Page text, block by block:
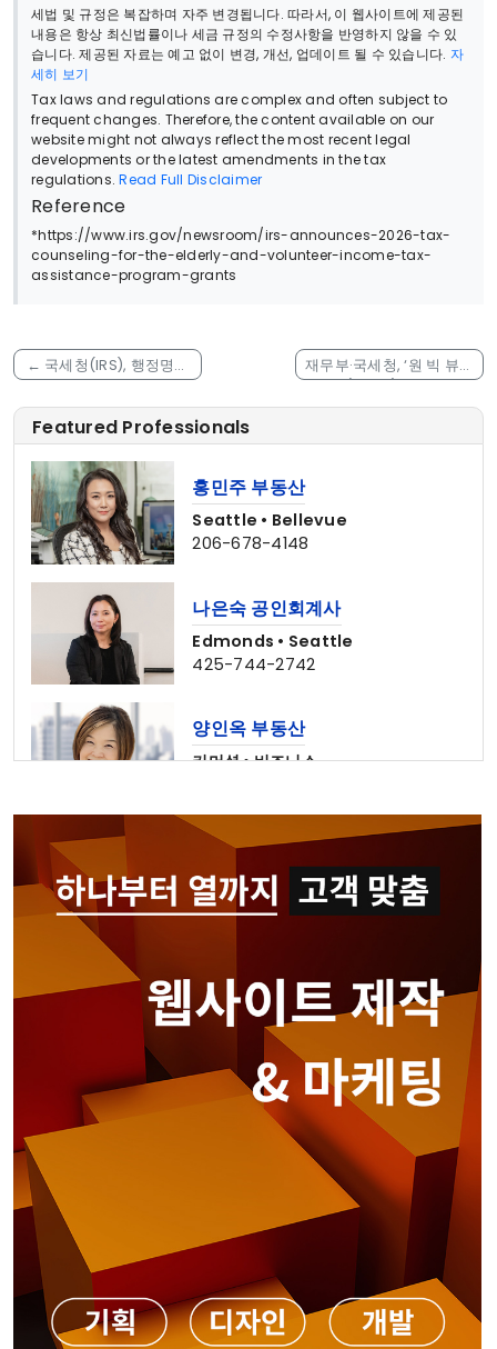
세법 및 규정은 복잡하며 자주 변경됩니다. 따라서, 이 웹사이트에 제공된
내용은 항상 최신법률이나 세금 규정의 수정사항을 반영하지 않을 수 있
습니다. 제공된 자료는 예고 없이 변경, 개선, 업데이트 될 수 있습니다. 자
세히 보기
Tax laws and regulations are complex and often subject to
frequent changes. Therefore, the content available on our
website might not always reflect the most recent legal
developments or the latest amendments in the tax
regulations.Read Full Disclaimer
Reference
*https://www.irs.gov/newsroom/irs-announces-2026-tax-
counseling-for-the-elderly-and-volunteer-income-tax-
assistance-program-grants
← 국세청(IRS), 행정명령
14247에 따른 연방 결제
현대화 관련 자주 묻는 질
문 발표
재무부·국세청, ‘원 빅 뷰티
풀 법(OBBB)’에 따른 청
정연료 생산세액공제 관
Featured Professionals
홍민주 부동산
Seattle • Bellevue
206-678-4148
나은숙 공인회계사
Edmonds • Seattle
425-744-2742
양인옥 부동산
커머셜 • 비즈니스
CPADowntown Team
웹사이트 제작 & 마케팅 전문
Shoreline
206-367-6782
심상준 부동산
425-772-1876